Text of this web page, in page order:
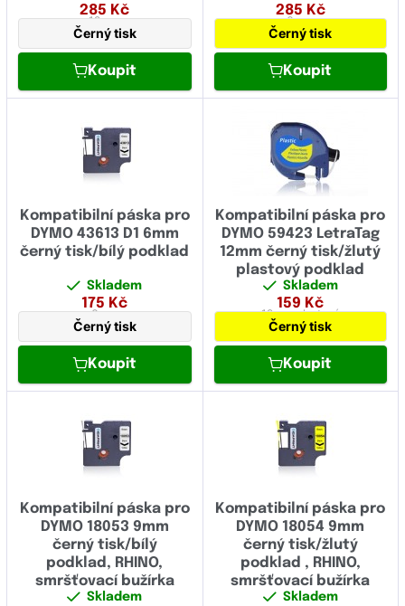
285 Kč
12 mm
Černý tisk
Koupit
285 Kč
6 mm
Černý tisk
Koupit
Kompatibilní páska pro
DYMO 43613 D1 6mm
černý tisk/bílý podklad
Skladem
175 Kč
6 mm
Černý tisk
Koupit
Kompatibilní páska pro
DYMO 59423 LetraTag
12mm černý tisk/žlutý
plastový podklad
Skladem
159 Kč
12 mmplastová
Černý tisk
Koupit
Kompatibilní páska pro
DYMO 18053 9mm
černý tisk/bílý
podklad, RHINO,
smršťovací bužírka
Skladem
Kompatibilní páska pro
DYMO 18054 9mm
černý tisk/žlutý
podklad , RHINO,
smršťovací bužírka
Skladem